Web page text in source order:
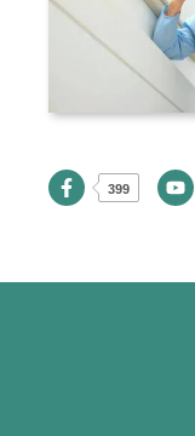
399